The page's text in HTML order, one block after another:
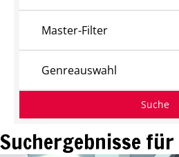
Suchergebnisse für
Master-Filter
Genreauswahl
Suche